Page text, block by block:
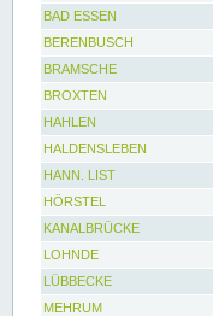
BAD ESSEN
BERENBUSCH
BRAMSCHE
BROXTEN
HAHLEN
HALDENSLEBEN
HANN. LIST
HÖRSTEL
KANALBRÜCKE
LOHNDE
LÜBBECKE
MEHRUM